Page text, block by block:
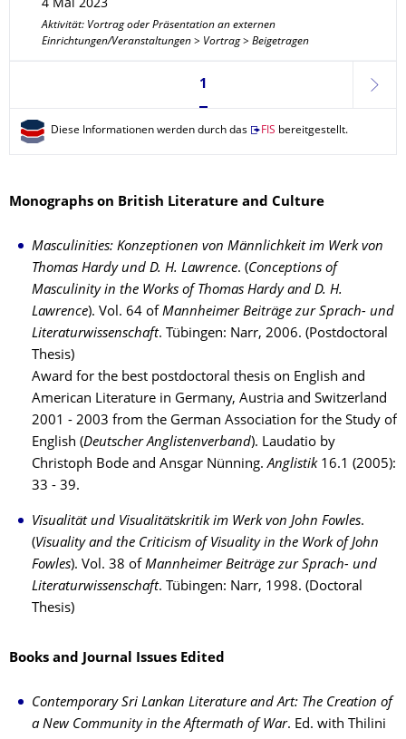
4 Mai 2023
Aktivität: Vortrag oder Präsentation an externen
Einrichtungen/Veranstaltungen > Vortrag > Beigetragen
Seite 1, aktuell ausgewählt
1
weiter
Diese Informationen werden durch das FIS bereitgestellt.
Monographs on British Literature and Culture
Masculinities: Konzeptionen von Männlichkeit im Werk von
Thomas Hardy und D. H. Lawrence. (Conceptions of
Masculinity in the Works of Thomas Hardy and D. H.
Lawrence). Vol. 64 of Mannheimer Bei­trä­ge zur Sprach- und
Literaturwissenschaft. Tübingen: Narr, 2006. (Postdoctoral
Thesis)
Award for the best postdoctoral thesis on English and
American Literature in Ger­many, Austria and Switzerland
2001 - 2003 from the German Association for the Study of
English (Deutscher Anglisten­ver­band). Laudatio by
Christoph Bode and Ansgar Nünning.Anglistik 16.1 (2005):
33 - 39.
Visualität und Visualitätskritik im Werk von John Fowles.
(Visuality and the Criticism of Visuality in the Work of John
Fowles). Vol. 38 of Mannheimer Bei­trä­ge zur Sprach- und
Literaturwissenschaft. Tübingen: Narr, 1998. (Doctoral
Thesis)
Books and Journal Issues Edited
Contemporary Sri Lankan Literature and Art: The Creation of
a New Community in the Aftermath of War. Ed. with Thilini